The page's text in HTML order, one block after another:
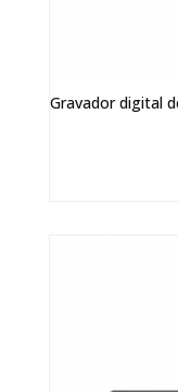
Gravador digital